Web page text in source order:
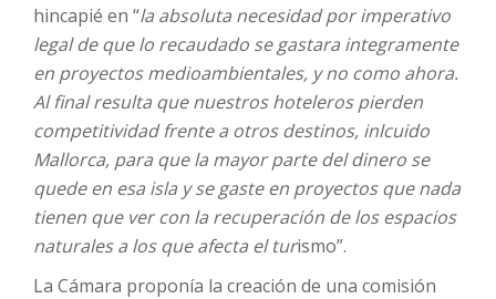
hincapié en “la absoluta necesidad por imperativo
legal de que lo recaudado se gastara integramente
en proyectos medioambientales, y no como ahora.
Al final resulta que nuestros hoteleros pierden
competitividad frente a otros destinos, inlcuido
Mallorca, para que la mayor parte del dinero se
quede en esa isla y se gaste en proyectos que nada
tienen que ver con la recuperación de los espacios
naturales a los que afecta el turismo”.
La Cámara proponía la creación de una comisión